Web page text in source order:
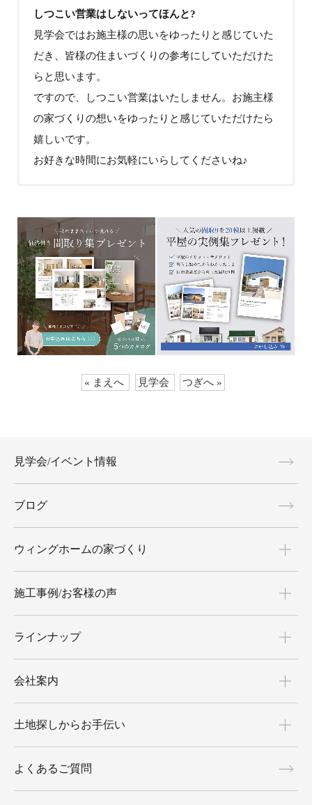
しつこい営業はしないってほんと?
見学会ではお施主様の思いをゆったりと感じていた
だき、皆様の住まいづくりの参考にしていただけた
らと思います。
ですので、しつこい営業はいたしません。お施主様
の家づくりの想いをゆったりと感じていただけたら
嬉しいです。
お好きな時間にお気軽にいらしてくださいね♪
« まえへ 見学会 つぎへ »
見学会/イベント情報
ブログ
ウィングホームの家づくり
施工事例/お客様の声
ラインナップ
会社案内
土地探しからお手伝い
よくあるご質問